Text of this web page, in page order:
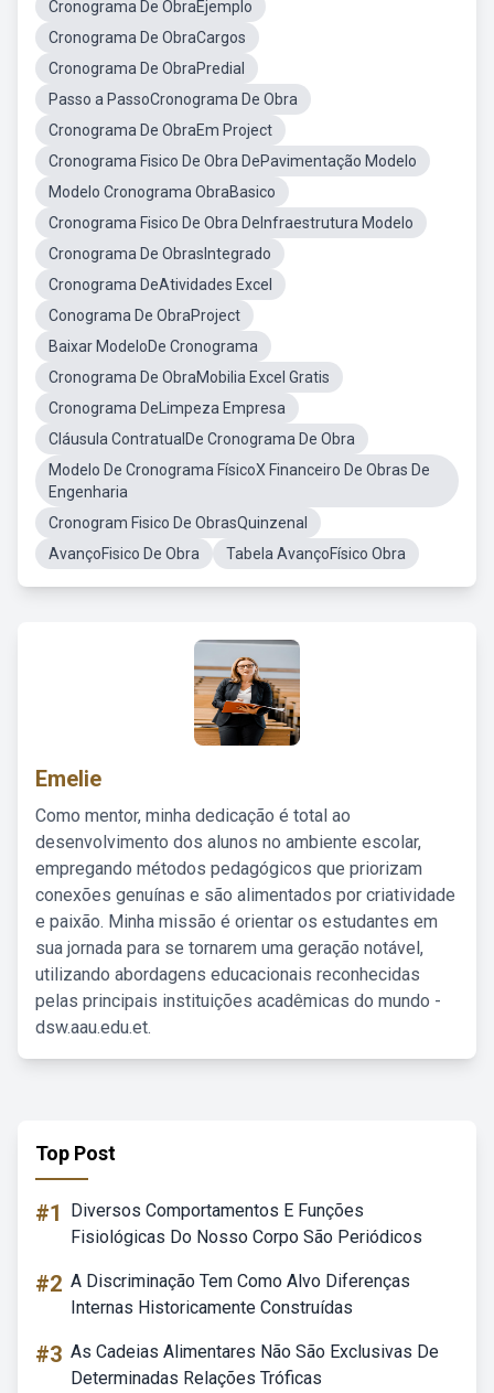
Cronograma De ObraEjemplo
Cronograma De ObraCargos
Cronograma De ObraPredial
Passo a PassoCronograma De Obra
Cronograma De ObraEm Project
Cronograma Fisico De Obra DePavimentação Modelo
Modelo Cronograma ObraBasico
Cronograma Fisico De Obra DeInfraestrutura Modelo
Cronograma De ObrasIntegrado
Cronograma DeAtividades Excel
Conograma De ObraProject
Baixar ModeloDe Cronograma
Cronograma De ObraMobilia Excel Gratis
Cronograma DeLimpeza Empresa
Cláusula ContratualDe Cronograma De Obra
Modelo De Cronograma FísicoX Financeiro De Obras De
Engenharia
Cronogram Fisico De ObrasQuinzenal
AvançoFisico De Obra
Tabela AvançoFísico Obra
Emelie
Como mentor, minha dedicação é total ao
desenvolvimento dos alunos no ambiente escolar,
empregando métodos pedagógicos que priorizam
conexões genuínas e são alimentados por criatividade
e paixão. Minha missão é orientar os estudantes em
sua jornada para se tornarem uma geração notável,
utilizando abordagens educacionais reconhecidas
pelas principais instituições acadêmicas do mundo -
dsw.aau.edu.et.
Top Post
#1
Diversos Comportamentos E Funções
Fisiológicas Do Nosso Corpo São Periódicos
#2 A Discriminação Tem Como Alvo Diferenças
Internas Historicamente Construídas
#3 As Cadeias Alimentares Não São Exclusivas De
Determinadas Relações Tróficas